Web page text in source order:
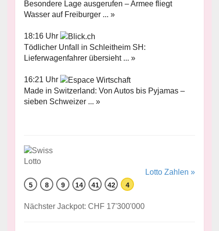
Besondere Lage ausgerufen – Armee fliegt
Wasser auf Freiburger ... »
18:16 Uhr
Tödlicher Unfall in Schleitheim SH:
Lieferwagenfahrer übersieht ... »
16:21 Uhr
Made in Switzerland: Von Autos bis Pyjamas –
sieben Schweizer ... »
Lotto Zahlen »
5 8 9 14 41 42 4
Nächster Jackpot: CHF 17'300'000